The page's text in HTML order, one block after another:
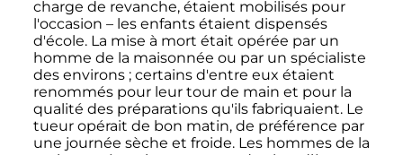
charge de revanche, étaient mobilisés pour
l'occasion – les enfants étaient dispensés
d'école. La mise à mort était opérée par un
homme de la maisonnée ou par un spécialiste
des environs ; certains d'entre eux étaient
renommés pour leur tour de main et pour la
qualité des préparations qu'ils fabriquaient. Le
tueur opérait de bon matin, de préférence par
une journée sèche et froide. Les hommes de la